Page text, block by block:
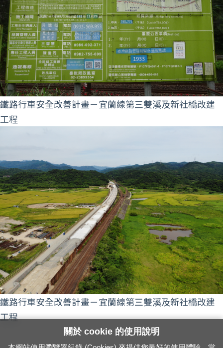
鐵路行車安全改善計畫－宜蘭線第三雙溪及新社橋改建
工程
鐵路行車安全改善計畫－宜蘭線第三雙溪及新社橋改建
工程
關於 cookie 的使用說明